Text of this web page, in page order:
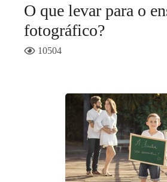
O que levar para o
fotográfico?
10504